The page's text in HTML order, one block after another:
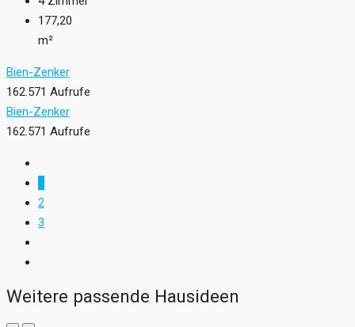
177,20
m²
Bien-Zenker
162.571 Aufrufe
Bien-Zenker
162.571 Aufrufe
2
3
Weitere passende Hausideen